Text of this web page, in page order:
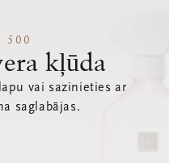
500
kļūda
vai sazinieties ar
saglabājas.